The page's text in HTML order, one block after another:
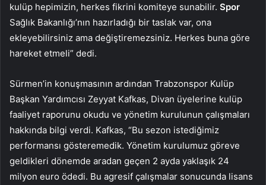
kulüp hepimizin, herkes fikrini komiteye sunabilir. Spor
Sağlık Bakanlığı’nın hazırladığı bir taslak var, ona
ekleyebilirsiniz ama değiştiremezsiniz. Herkes buna göre
hareket etmeli” dedi.
Sürmen’in konuşmasının ardından Trabzonspor Kulüp
Başkan Yardımcısı Zeyyat Kafkas, Divan üyelerine kulüp
faaliyet raporunu okudu ve yönetim kurulunun çalışmaları
hakkında bilgi verdi. Kafkas, “Bu sezon istediğimiz
performansı gösteremedik. Yönetim kurulumuz göreve
geldikleri dönemde aradan geçen 2 ayda yaklaşık 24
milyon euro ödedi. Bu agresif çalışmalar sonucunda lisans